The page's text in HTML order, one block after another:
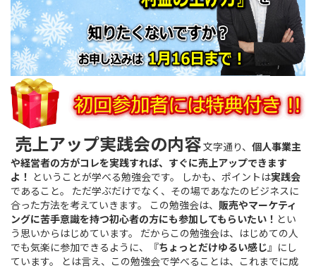
売上アップ実践会の内容文字通り、 個人事業主
や経営者の方がコレを実践すれば、すぐに売上アップできます
よ！ ということが学べる勉強会です。 しかも、ポイントは実践会
であること。 ただ学ぶだけでなく、その場であなたのビジネスに
合った方法を考えていきます。 この勉強会は、 販売やマーケティ
ングに苦手意識を持つ初心者の方にも参加してもらいたい！ とい
う思いからはじめています。 だからこの勉強会は、はじめての人
でも気楽に参加できるように、『ちょっとだけゆるい感じ 』にし
ています。 とは言え、この勉強会で学べることは、これまでに成